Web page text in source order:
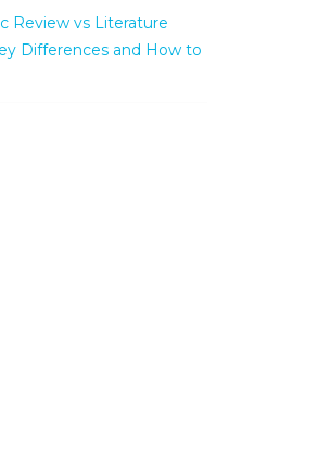
Review vs Literature
Differences and How to